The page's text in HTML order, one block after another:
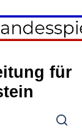
für
Search